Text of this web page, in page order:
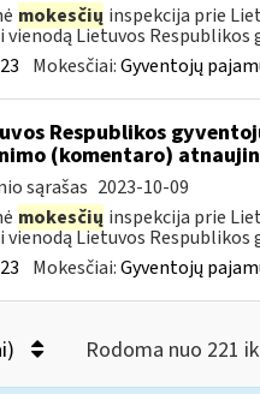
mokesčių inspekcija prie
Lietuvos Respublikos
Mokesčiai:Gyventojų
Respublikos
(komentaro)
sąrašas 2023-10-09
mokesčių inspekcija prie
Lietuvos Respublikos
Mokesčiai:Gyventojų
Rodoma nuo 221